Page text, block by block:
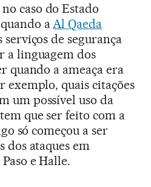
caso do Estado
a Al Qaeda
serviços de segurança
a linguagem dos
quando a ameaça era
exemplo, quais citações
um possível uso da
que ser feito com a
só começou a ser
dos ataques em
e Halle.